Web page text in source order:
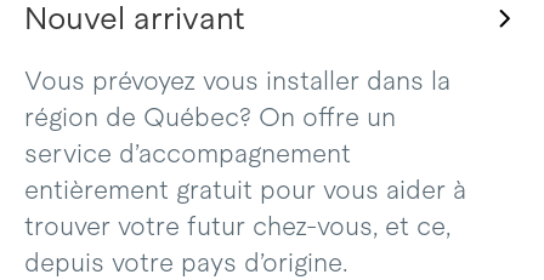
Nouvel arrivant
Vous prévoyez vous installer dans la
région de Québec? On offre un
service d’accompagnement
entièrement gratuit pour vous aider à
trouver votre futur chez-vous, et ce,
depuis votre pays d’origine.